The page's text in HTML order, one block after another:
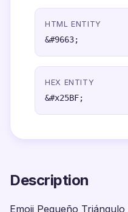
HTML ENTITY
&#9663;
HEX ENTITY
&#x25BF;
Description
Emoji Pequeño